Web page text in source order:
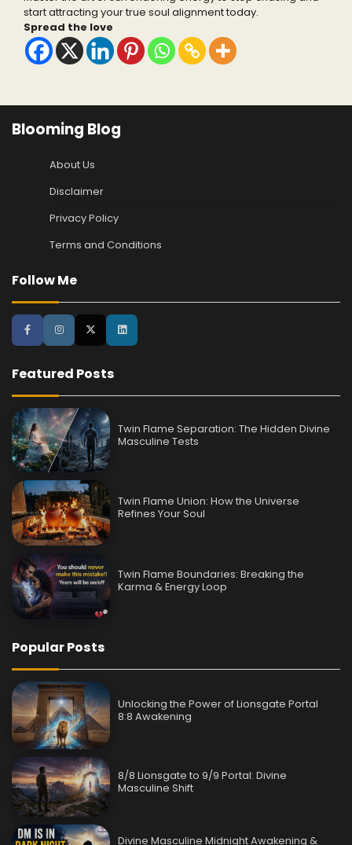
start attracting your true soul alignment today.
Spread the love
Blooming Blog
About Us
Disclaimer
Privacy Policy
Terms and Conditions
Follow Me
Featured Posts
Twin Flame Separation: The Hidden Divine
Masculine Tests
Twin Flame Union: How the Universe
Refines Your Soul
Twin Flame Boundaries: Breaking the
Karma & Energy Loop
Popular Posts
Unlocking the Power of Lionsgate Portal
8:8 Awakening
8/8 Lionsgate to 9/9 Portal: Divine
Masculine Shift
Divine Masculine Midnight Awakening &